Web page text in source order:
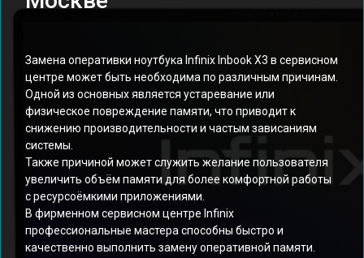
Замена оперативки ноутбука Infinix Inbook X3 в сервисном
центре может быть необходима по различным причинам.
Одной из основных является устаревание или
физическое повреждение памяти, что приводит к
снижению производительности и частым зависаниям
системы.
Также причиной может служить желание пользователя
увеличить объём памяти для более комфортной работы
с ресурсоёмкими приложениями.
В фирменном сервисном центре Infinix
профессиональные мастера способны быстро и
качественно выполнить замену оперативной памяти.